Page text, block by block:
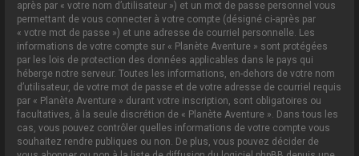
après par « votre nom d’utilisateur ») et un mot de passe personnel vous
permettant de vous connecter à votre compte (désigné ci-après par
« votre mot de passe ») et une adresse de courriel personnelle. Les
informations de votre compte sur « Planète Aventure » sont protégées
par les lois de protection des données applicables dans le pays qui
héberge notre serveur. Toutes les informations, en-dehors de votre nom
d’utilisateur, de votre mot de passe et de votre adresse de courriel requis
par « Planète Aventure » durant votre inscription, sont obligatoires ou
facultatives, à la seule discrétion de « Planète Aventure ». Dans tous les
cas, vous pouvez contrôler quelles informations de votre compte vous
souhaitez rendre publiques ou non. De plus, vous pouvez décider de